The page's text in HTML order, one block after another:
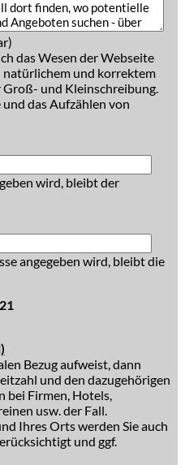
das Wesen der Webseite
natürlichem und korrektem
und Kleinschreibung.
das Aufzählen von
wird, bleibt der
angegeben wird, bleibt die
Bezug aufweist, dann
und den dazugehörigen
bei Firmen, Hotels,
usw. der Fall.
Ihres Orts werden Sie auch
und ggf.